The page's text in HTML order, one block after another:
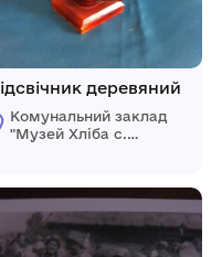
деревяний
Комунальний заклад
"Музей Хліба с.